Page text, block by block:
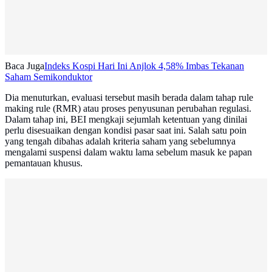
Baca JugaIndeks Kospi Hari Ini Anjlok 4,58% Imbas Tekanan
Saham Semikonduktor
Dia menuturkan, evaluasi tersebut masih berada dalam tahap rule
making rule (RMR) atau proses penyusunan perubahan regulasi.
Dalam tahap ini, BEI mengkaji sejumlah ketentuan yang dinilai
perlu disesuaikan dengan kondisi pasar saat ini. Salah satu poin
yang tengah dibahas adalah kriteria saham yang sebelumnya
mengalami suspensi dalam waktu lama sebelum masuk ke papan
pemantauan khusus.